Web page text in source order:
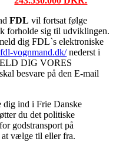
FDLvil fortsat følge
forholde sig til udviklingen.
dig FDL`s elektroniske
vognmand.dk/nederst i
DIG VORES
besvare på den E-mail
dig ind i Frie Danske
du det politiske
godstransport på
vælge til eller fra.